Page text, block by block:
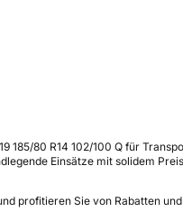
185/80 R14 102/100 Q für
Einsätze mit solidem
profitieren Sie von Rabatten